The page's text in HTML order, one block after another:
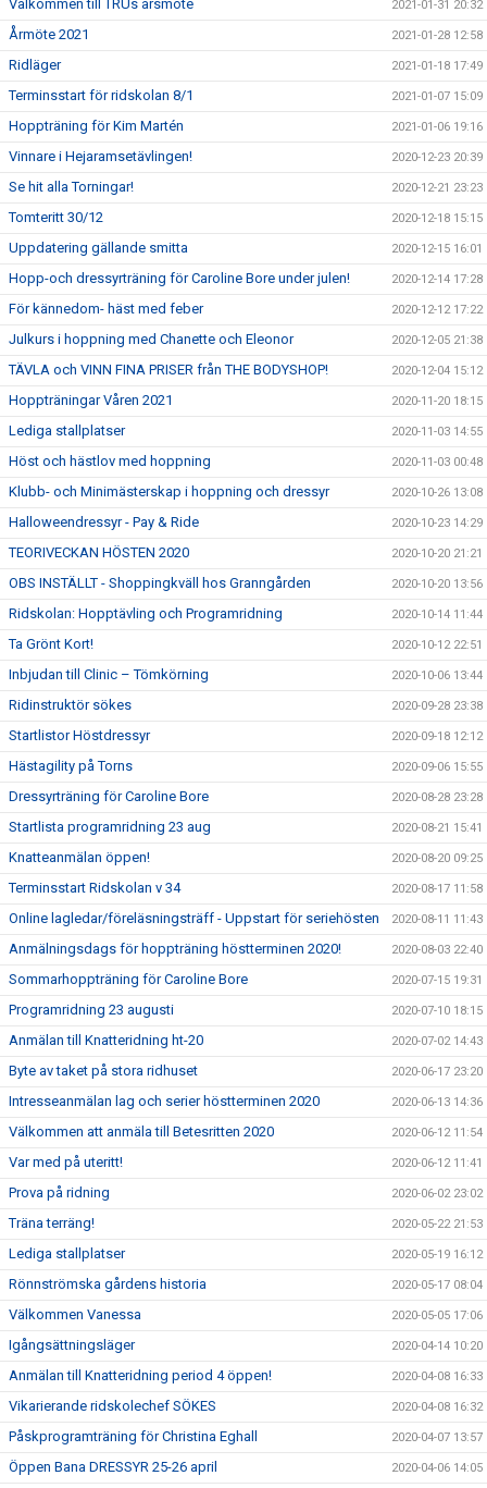
Välkommen till TRUs årsmöte 2021-01-31 20:32
Årmöte 2021 2021-01-28 12:58
Ridläger 2021-01-18 17:49
Terminsstart för ridskolan 8/1 2021-01-07 15:09
Hoppträning för Kim Martén 2021-01-06 19:16
Vinnare i Hejaramsetävlingen! 2020-12-23 20:39
Se hit alla Torningar! 2020-12-21 23:23
Tomteritt 30/12 2020-12-18 15:15
Uppdatering gällande smitta 2020-12-15 16:01
Hopp-och dressyrträning för Caroline Bore under julen! 2020-12-14 17:28
För kännedom- häst med feber 2020-12-12 17:22
Julkurs i hoppning med Chanette och Eleonor 2020-12-05 21:38
TÄVLA och VINN FINA PRISER från THE BODYSHOP! 2020-12-04 15:12
Hoppträningar Våren 2021 2020-11-20 18:15
Lediga stallplatser 2020-11-03 14:55
Höst och hästlov med hoppning 2020-11-03 00:48
Klubb- och Minimästerskap i hoppning och dressyr 2020-10-26 13:08
Halloweendressyr - Pay & Ride 2020-10-23 14:29
TEORIVECKAN HÖSTEN 2020 2020-10-20 21:21
OBS INSTÄLLT - Shoppingkväll hos Granngården 2020-10-20 13:56
Ridskolan: Hopptävling och Programridning 2020-10-14 11:44
Ta Grönt Kort! 2020-10-12 22:51
Inbjudan till Clinic – Tömkörning 2020-10-06 13:44
Ridinstruktör sökes 2020-09-28 23:38
Startlistor Höstdressyr 2020-09-18 12:12
Hästagility på Torns 2020-09-06 15:55
Dressyrträning för Caroline Bore 2020-08-28 23:28
Startlista programridning 23 aug 2020-08-21 15:41
Knatteanmälan öppen! 2020-08-20 09:25
Terminsstart Ridskolan v 34 2020-08-17 11:58
Online lagledar/föreläsningsträff - Uppstart för seriehösten 2020-08-11 11:43
Anmälningsdags för hoppträning höstterminen 2020! 2020-08-03 22:40
Sommarhoppträning för Caroline Bore 2020-07-15 19:31
Programridning 23 augusti 2020-07-10 18:15
Anmälan till Knatteridning ht-20 2020-07-02 14:43
Byte av taket på stora ridhuset 2020-06-17 23:20
Intresseanmälan lag och serier höstterminen 2020 2020-06-13 14:36
Välkommen att anmäla till Betesritten 2020 2020-06-12 11:54
Var med på uteritt! 2020-06-12 11:41
Prova på ridning 2020-06-02 23:02
Träna terräng! 2020-05-22 21:53
Lediga stallplatser 2020-05-19 16:12
Rönnströmska gårdens historia 2020-05-17 08:04
Välkommen Vanessa 2020-05-05 17:06
Igångsättningsläger 2020-04-14 10:20
Anmälan till Knatteridning period 4 öppen! 2020-04-08 16:33
Vikarierande ridskolechef SÖKES 2020-04-08 16:32
Påskprogramträning för Christina Eghall 2020-04-07 13:57
Öppen Bana DRESSYR 25-26 april 2020-04-06 14:05